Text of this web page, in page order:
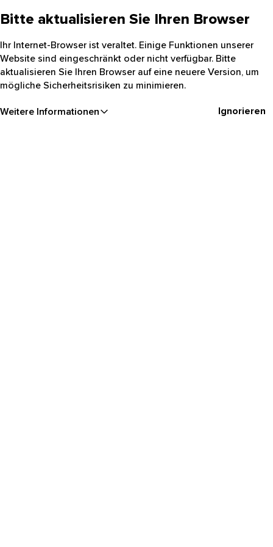
Bitte aktualisieren Sie Ihren Browser
Ihr Internet-Browser ist veraltet. Einige Funktionen unserer
Website sind eingeschränkt oder nicht verfügbar. Bitte
aktualisieren Sie Ihren Browser auf eine neuere Version, um
mögliche Sicherheitsrisiken zu minimieren.
Weitere Informationen Ignorieren